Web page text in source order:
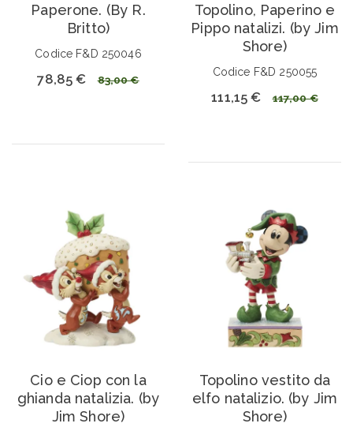
Paperone. (By R.
Britto)
Codice F&D 250046
78,85 € 83,00 €
Topolino, Paperino e
Pippo natalizi. (by Jim
Shore)
Codice F&D 250055
111,15 € 117,00 €
Cio e Ciop con la
ghianda natalizia. (by
Jim Shore)
Topolino vestito da
elfo natalizio. (by Jim
Shore)